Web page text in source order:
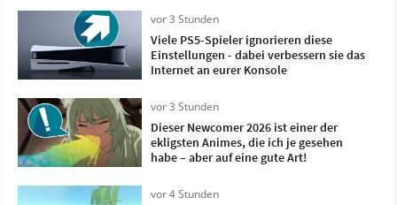
vor 3 Stunden
Viele PS5-Spieler ignorieren diese
Einstellungen - dabei verbessern sie das
Internet an eurer Konsole
vor 3 Stunden
Dieser Newcomer 2026 ist einer der
ekligsten Animes, die ich je gesehen
habe – aber auf eine gute Art!
vor 4 Stunden